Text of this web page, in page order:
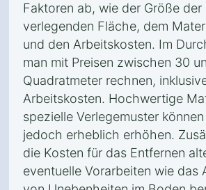
Faktoren ab, wie der Größe der
verlegenden Fläche, dem
und den Arbeitskosten. Im
man mit Preisen zwischen 30
Quadratmeter rechnen,
Arbeitskosten. Hochwertige
spezielle Verlegemuster
jedoch erheblich erhöhen.
die Kosten für das Entfernen
eventuelle Vorarbeiten wie das